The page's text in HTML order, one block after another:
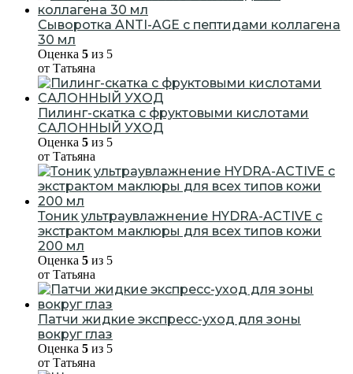
Сыворотка ANTI-AGE с пептидами коллагена
30 мл
Оценка 5 из 5
от Татьяна
Пилинг-скатка с фруктовыми кислотами
САЛОННЫЙ УХОД
Оценка 5 из 5
от Татьяна
Тоник ультраувлажнение HYDRA-ACTIVE с
экстрактом маклюры для всех типов кожи
200 мл
Оценка 5 из 5
от Татьяна
Патчи жидкие экспресс-уход для зоны
вокруг глаз
Оценка 5 из 5
от Татьяна